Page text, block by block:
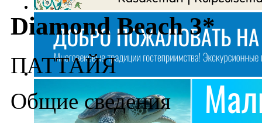
Diamond Beach 3*
ПАТТАЙЯ
Общие сведения